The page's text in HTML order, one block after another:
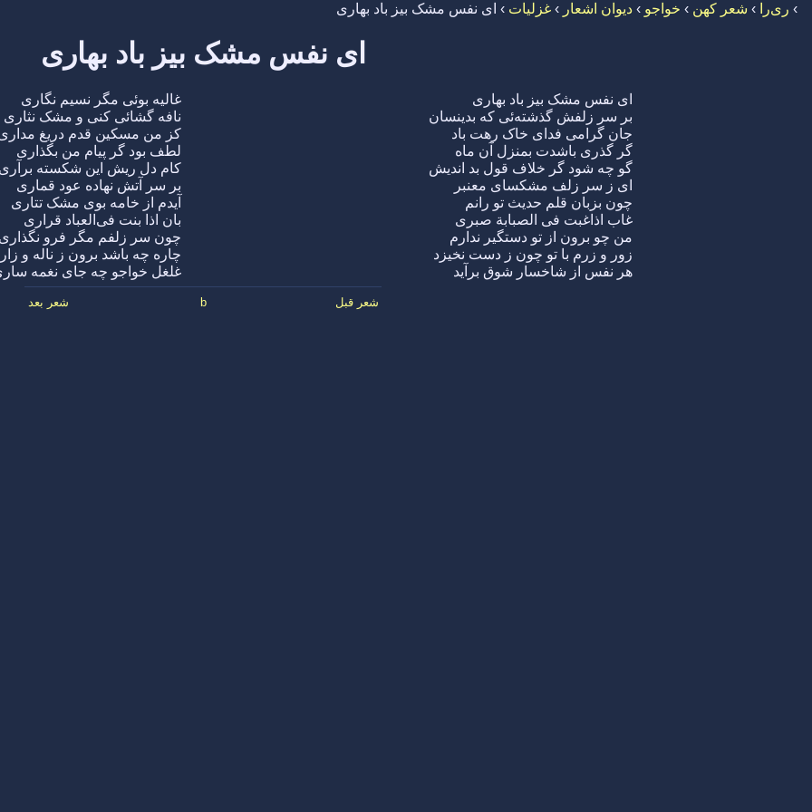
› ری‌را › شعر کهن › خواجو › دیوان اشعار › غزلیات › ای نفس مشک بیز باد بهاری
ای نفس مشک بیز باد بهاری
ای نفس مشک بیز باد بهاری
غالیه بوئی مگر نسیم نگاری
بر سر زلفش گذشته‌ئی که بدینسان
نافه گشائی کنی و مشک نثاری
جان گرامی فدای خاک رهت باد
کز من مسکین قدم دریغ
گر گذری باشدت بمنزل آن ماه
لطف بود گر پیام من بگذاری
گو چه شود گر خلاف قول بد اندیش
کام دل ریش این شکسته
ای ز سر زلف مشکسای معنبر
بر سر آتش نهاده عود قماری
چون بزبان قلم حدیث تو رانم
آیدم از خامه بوی مشک تتاری
غاب اذاغبت فی الصبابة صبری
بان اذا بنت فی‌العباد قراری
من چو برون از تو دستگیر ندارم
چون سر زلفم مگر فرو
زور و زرم با تو چون ز دست نخیزد
چاره چه باشد برون ز ناله و
هر نفس از شاخسار شوق برآید
غلغل خواجو چه جای نغمه
شعر قبل b شعر بعد